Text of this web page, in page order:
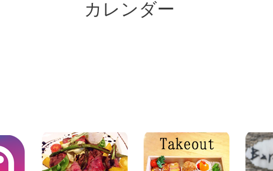
カレンダー